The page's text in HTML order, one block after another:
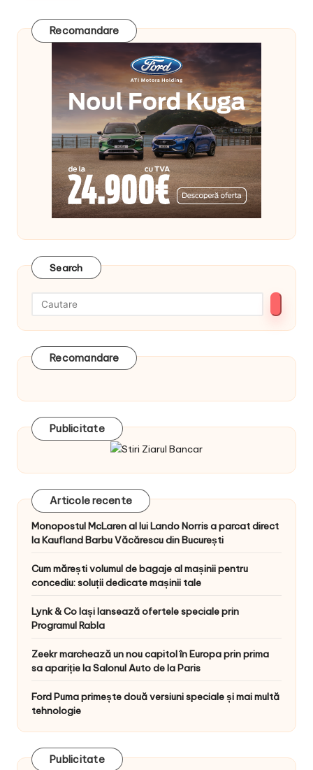
Recomandare
Search
Recomandare
Publicitate
Articole recente
Monopostul McLaren al lui Lando Norris a parcat direct
la Kaufland Barbu Văcărescu din București
Cum mărești volumul de bagaje al mașinii pentru
concediu: soluții dedicate mașinii tale
Lynk & Co Iași lansează ofertele speciale prin
Programul Rabla
Zeekr marchează un nou capitol în Europa prin prima
sa apariție la Salonul Auto de la Paris
Ford Puma primește două versiuni speciale și mai multă
tehnologie
Publicitate